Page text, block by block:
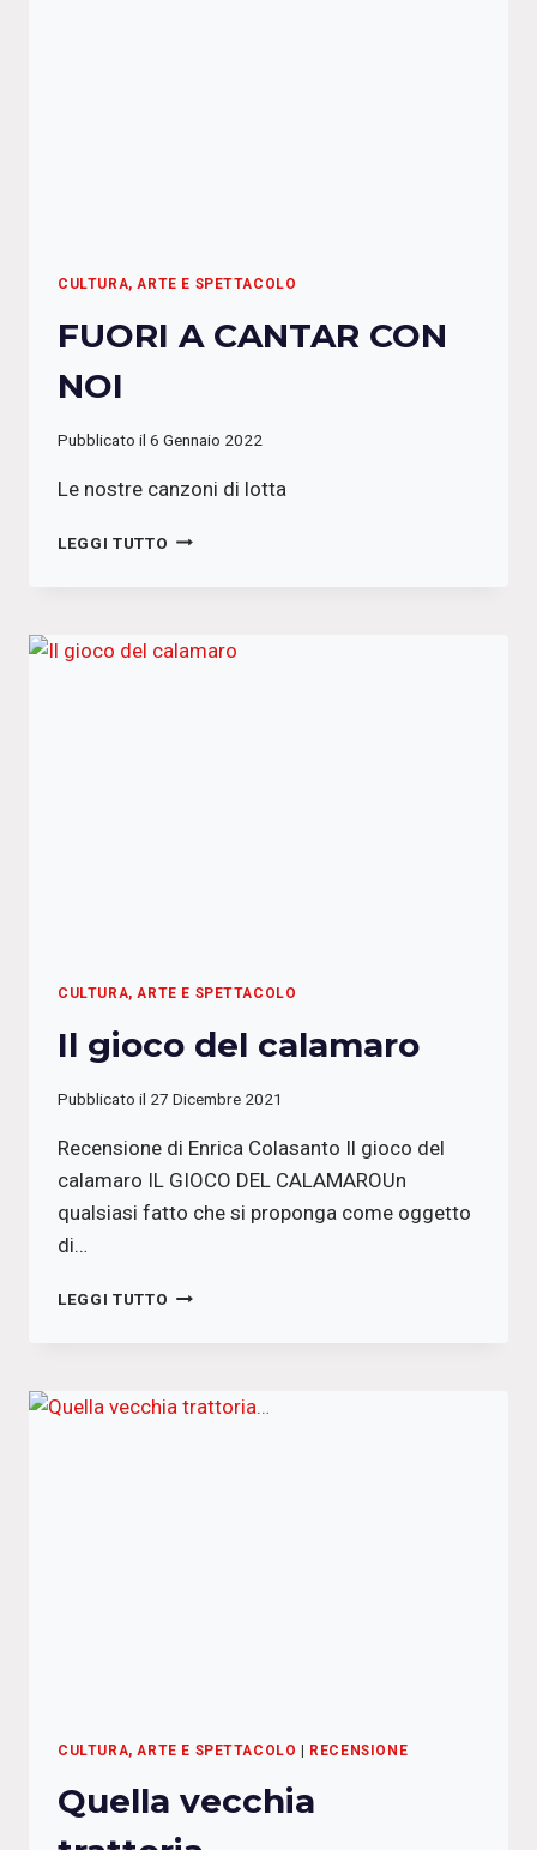
CULTURA, ARTE E SPETTACOLO
FUORI A CANTAR CON
NOI
Pubblicato il 6 Gennaio 2022
Le nostre canzoni di lotta
LEGGI TUTTO FUORI
CULTURA, ARTE E SPETTACOLO
Il gioco del calamaro
Pubblicato il 27 Dicembre 2021
Recensione di Enrica Colasanto Il gioco del
calamaro IL GIOCO DEL CALAMAROUn
qualsiasi fatto che si proponga come oggetto
di…
LEGGI TUTTO
CULTURA, ARTE E SPETTACOLO | RECENSIONE
Quella vecchia